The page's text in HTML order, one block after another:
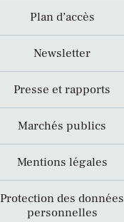
Plan d’accès
Newsletter
Presse et rapports
Marchés publics
Mentions légales
Protection des données
personnelles